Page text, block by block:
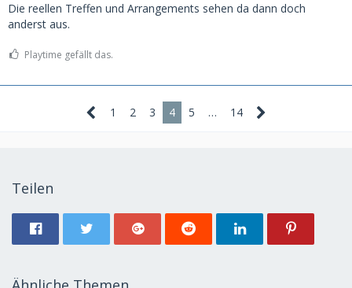
Die reellen Treffen und Arrangements sehen da dann doch
anderst aus.
Playtime gefällt das.
1 2 3 4 5 … 14
Teilen